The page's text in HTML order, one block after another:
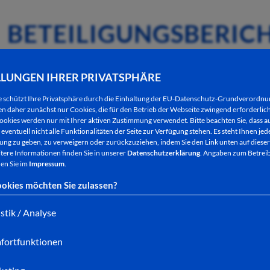
IHRER PRIVATSPHÄRE
schützt Ihre Privatsphäre durch die Einhaltung der EU-Datenschutz-
daher zunächst nur Cookies, die für den Betrieb der Webseite zwingend
werden nur mit Ihrer aktiven Zustimmung verwendet. Bitte beachten Sie, dass
nicht alle Funktionalitäten der Seite zur Verfügung stehen. Es steht Ihnen
zu geben, zu verweigern oder zurückzuziehen, indem Sie den Link unten auf
Informationen finden Sie in unsererDatenschutzerklärung. Angaben zum
Sie im Impressum.
möchten Sie zulassen?
/ Analyse
Beteiligungsbericht der Kreisstadt Bad Hersfeld
Beteiligungsbericht der Kreisstadt Bad Hersfeld
Beteiligungsbericht der Kreisstadt Bad Hersfeld
Beteiligungsbericht der Kreisstadt Bad Hersfeld
Beteiligungsbericht der Kreisstadt Bad Hersfeld